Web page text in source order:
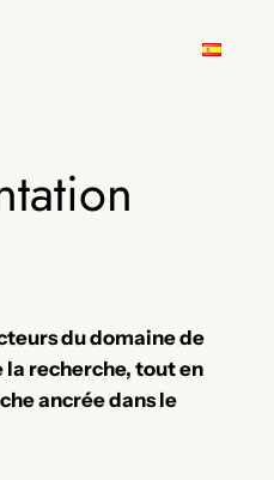
du domaine de
recherche, tout en
ancrée dans le